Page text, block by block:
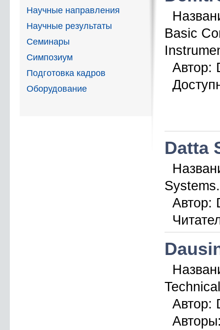
Научные направления
Научные результаты
Семинары
Симпозиум
Подготовка кадров
Оборудование
Basic
Автор:
Datta
Systems.
Автор:
Автор: